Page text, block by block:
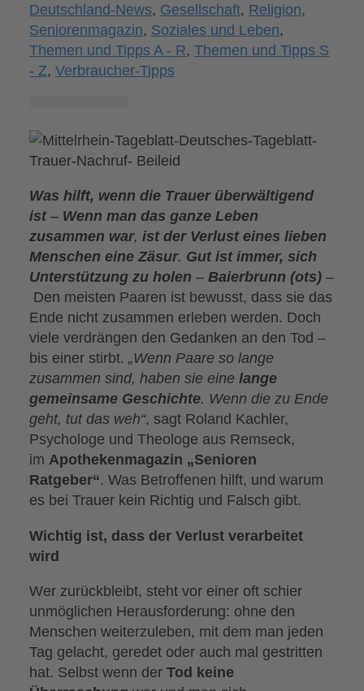
Deutschland-News, Gesellschaft, Religion,
Seniorenmagazin, Soziales und Leben,
Themen und Tipps A - R,Themen und Tipps S
- Z,Verbraucher-Tipps
Was hilft, wenn die Trauer überwältigend
ist– Wenn man das ganze Leben
zusammen war,ist der Verlust eines lieben
Menschen eine Zäsur. Gut ist immer, sich
Unterstützung zu holen –Baierbrunn (ots) –
Den meisten Paaren ist bewusst, dass sie das
Ende nicht zusammen erleben werden. Doch
viele verdrängen den Gedanken an den Tod –
bis einer stirbt.„Wenn Paare so lange
zusammen sind, haben sie eine lange
gemeinsame Geschichte. Wenn die zu Ende
geht, tut das weh“, sagt Roland Kachler,
Psychologe und Theologe aus Remseck,
imApothekenmagazin „Senioren
Ratgeber“. Was Betroffenen hilft, und warum
es bei Trauer kein Richtig und Falsch gibt.
Wichtig ist, dass der Verlust verarbeitet
wird
Wer zurückbleibt, steht vor einer oft schier
unmöglichen Herausforderung: ohne den
Menschen weiterzuleben, mit dem man jeden
Tag gelacht, geredet oder auch mal gestritten
hat. Selbst wenn derTod keine